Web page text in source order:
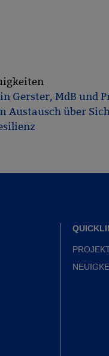
Gerster, MdB und
Austausch über